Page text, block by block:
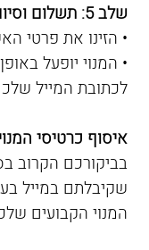
שלב 5: תשלום וסיום
• הזינו את פרטי
• המנוי יופעל
לכתובת המייל
איסוף כרטיסי
בביקורכם הקרוב
שקיבלתם במייל
המנוי הקבועים